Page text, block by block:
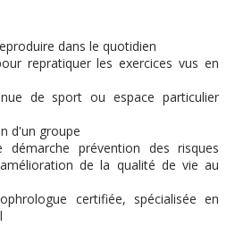
dans le quotidien
repratiquer les exercices vus en
de sport ou espace particulier
d'un groupe
démarche prévention des risques
de la qualité de vie au
certifiée, spécialisée en